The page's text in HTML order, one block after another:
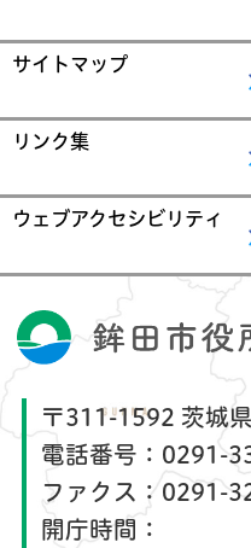
サイトマップ
リンク集
ウェブアクセシビリティ
〒311-1592 茨城
電話番号： 0291-
ファクス： 0291-
開庁時間：